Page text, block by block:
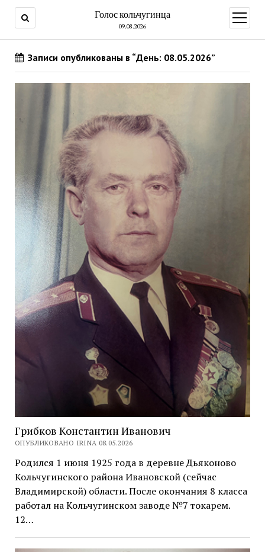
Голос кольчугинца
09.08.2026
меню
Записи опубликованы в “День: 08.05.2026”
Грибков Константин Иванович
ОПУБЛИКОВАНО IRINA 08.05.2026
Родился 1 июня 1925 года в деревне Дьяконово
Кольчугинского района Ивановской (сейчас
Владимирской) области. После окончания 8 класса
работал на Кольчугинском заводе №7 токарем.
12…